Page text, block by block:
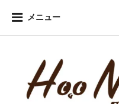
メニュー